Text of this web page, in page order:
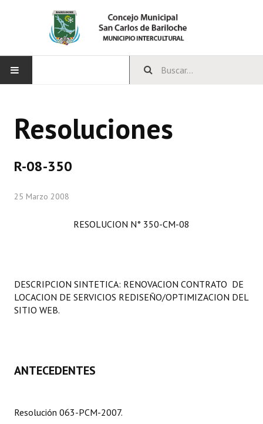
CONCEJO
Comisiones Especiales
LEGISLACIÓN
Carta Orgánica 2007
Resoluciones
R-08-350
25 Marzo 2008
RESOLUCION N° 350-CM-08
DESCRIPCION SINTETICA: RENOVACION CONTRATO DE
LOCACION DE SERVICIOS REDISEÑO/OPTIMIZACION DEL
SITIO WEB.
ANTECEDENTES
Resolución 063-PCM-2007.